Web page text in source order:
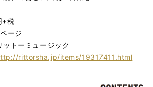
+税
ージ
トーミュージック
rittorsha.jp/items/19317411.html